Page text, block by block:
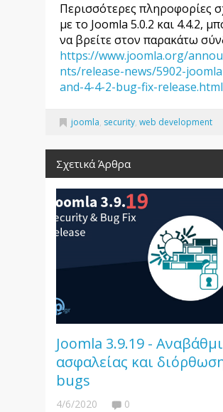
Περισσότερες πληροφορίες
με το Joomla 5.0.2 και 4.4.2,
να βρείτε στον παρακάτω
https://www.joomla.org/
nts/release-news/5902-
and-4-4-2-bug-fix-release.html
joomla, security, web development
Σχετικά Άρθρα
Joomla 3.9.19 -
ασφαλείας και
bugs
4/6/2020 0